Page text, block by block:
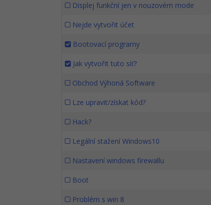
Displej funkční jen v nouzovém mode
Nejde vytvořit účet
Bootovací programy
Jak vytvořit tuto síť?
Obchod Výhoná Software
Lze upravit/získat kód?
Hack?
Legální stažení Windows10
Nastavení windows firewallu
Boot
Problém s win 8